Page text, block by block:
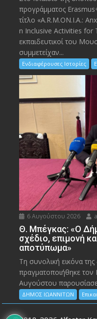
προγράμματος
τίτλο «A.R.M.ON.I.A.:
n Inclusive Activities for
εκπαιδευτικοί του
συμμετείχαν...
Ενδιαφέρουσες Ιστορίες
6 Αυγούστου 2026
Θ. Μπέγκας: «Ο
σχέδιο, επιμονή
αποτύπωμα»
Τη συνολική εικόνα
πραγματοποιήθηκε τον
Αυγούστου
ΔΗΜΟΣ ΙΩΑΝΝΙΤΩΝ